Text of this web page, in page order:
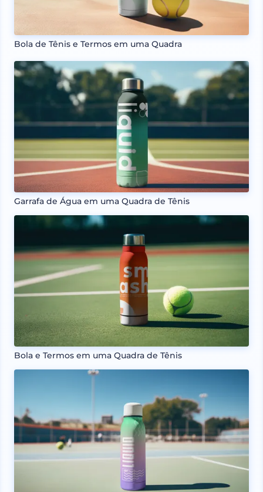
Bola de Tênis e Termos em uma Quadra
Garrafa de Água em uma Quadra de Tênis
Bola e Termos em uma Quadra de Tênis